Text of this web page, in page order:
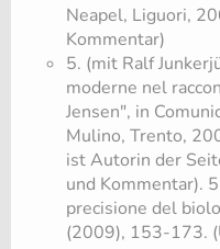
Neapel, Liguori,
Kommentar)
5. (mit Ralf
moderne nel
Jensen", in
Mulino, Trento,
ist Autorin der
und Kommentar).
precisione del
(2009), 153-173.